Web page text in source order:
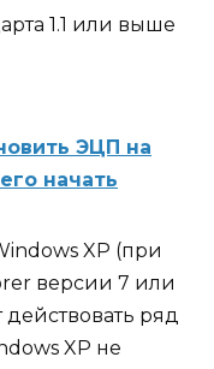
1.1 или выше
ЭЦП на
начать
XP (при
версии 7 или
ряд
XP не